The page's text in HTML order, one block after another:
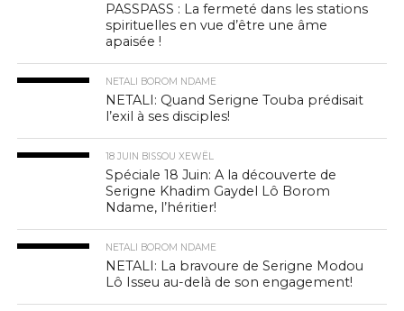
PASSPASS : La fermeté dans les stations
spirituelles en vue d’être une âme
apaisée !
NETALI BOROM NDAME
NETALI: Quand Serigne Touba prédisait
l’exil à ses disciples!
18 JUIN BISSOU XEWËL
Spéciale 18 Juin: A la découverte de
Serigne Khadim Gaydel Lô Borom
Ndame, l’héritier!
NETALI BOROM NDAME
NETALI: La bravoure de Serigne Modou
Lô Isseu au-delà de son engagement!